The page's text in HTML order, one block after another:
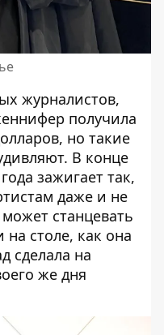
журналистов,
получила
но такие
В конце
зажигает так,
даже и не
станцевать
на столе, как она
сделала на
же дня